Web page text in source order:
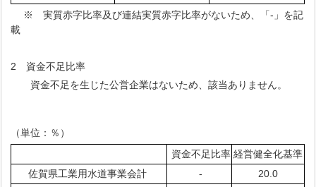
※ 実質赤字比率及び連結実質赤字比率がないため、「-」を記
載
2 資金不足比率
資金不足を生じた公営企業はないため、該当ありません。
（単位：％）
資金不足比率 経営健全化基準
佐賀県工業用水道事業会計
-
20.0